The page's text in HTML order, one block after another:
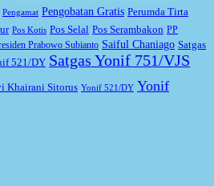
Pengamat Pengobatan Gratis Perumda Tirta
Pos Kotis Pos Selal Pos Serambakon PP
Prabowo Subianto Saiful Chaniago Satgas
521/DY Satgas Yonif 751/VJS
Khairani Sitorus Yonif 521/DY Yonif